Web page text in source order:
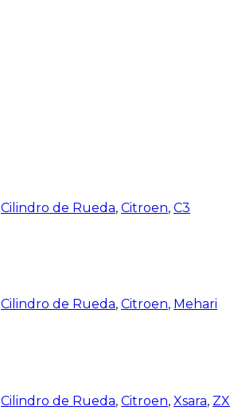
Cilindro de Rueda, Citroen, C3
Cilindro de Rueda, Citroen, Mehari
Cilindro de Rueda, Citroen, Xsara, ZX